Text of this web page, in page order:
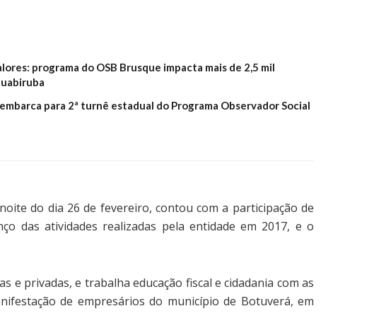
programa do OSB Brusque impacta mais de 2,5 mil
para 2ª turnê estadual do Programa Observador Social
do dia 26 de fevereiro, contou com a participação de
das atividades realizadas pela entidade em 2017, e o
e privadas, e trabalha educação fiscal e cidadania com as
de empresários do município de Botuverá, em